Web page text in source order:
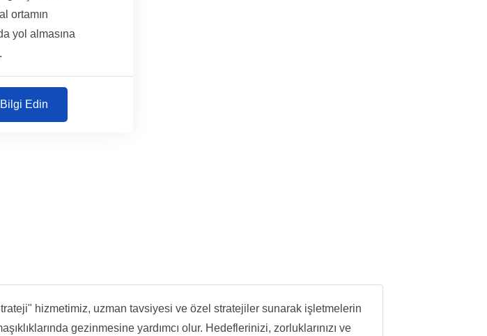
ortamın
yol almasına
Edin
hizmetimiz, uzman tavsiyesi ve özel stratejiler sunarak işletmelerin
gezinmesine yardımcı olur. Hedeflerinizi, zorluklarınızı ve